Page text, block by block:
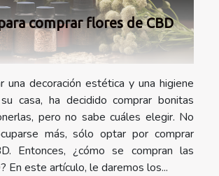
comprar flores de CBD
una decoración estética y una higiene
casa, ha decidido comprar bonitas
pero no sabe cuáles elegir. No
más, sólo optar por comprar
Entonces, ¿cómo se compran las
En este artículo, le daremos los...